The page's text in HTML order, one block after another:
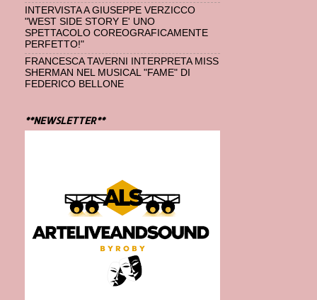
INTERVISTA A GIUSEPPE VERZICCO
"WEST SIDE STORY E' UNO
SPETTACOLO COREOGRAFICAMENTE
PERFETTO!"
FRANCESCA TAVERNI INTERPRETA MISS
SHERMAN NEL MUSICAL "FAME" DI
FEDERICO BELLONE
**NEWSLETTER**